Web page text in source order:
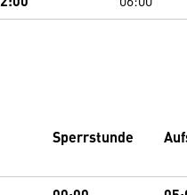
Sperrstunde